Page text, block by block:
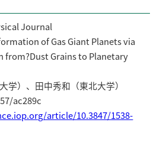
Journal
of Gas Giant Planets via
from?Dust Grains to Planetary
学）、田中秀和（東北大学）
ac289c
article/10.3847/1538-